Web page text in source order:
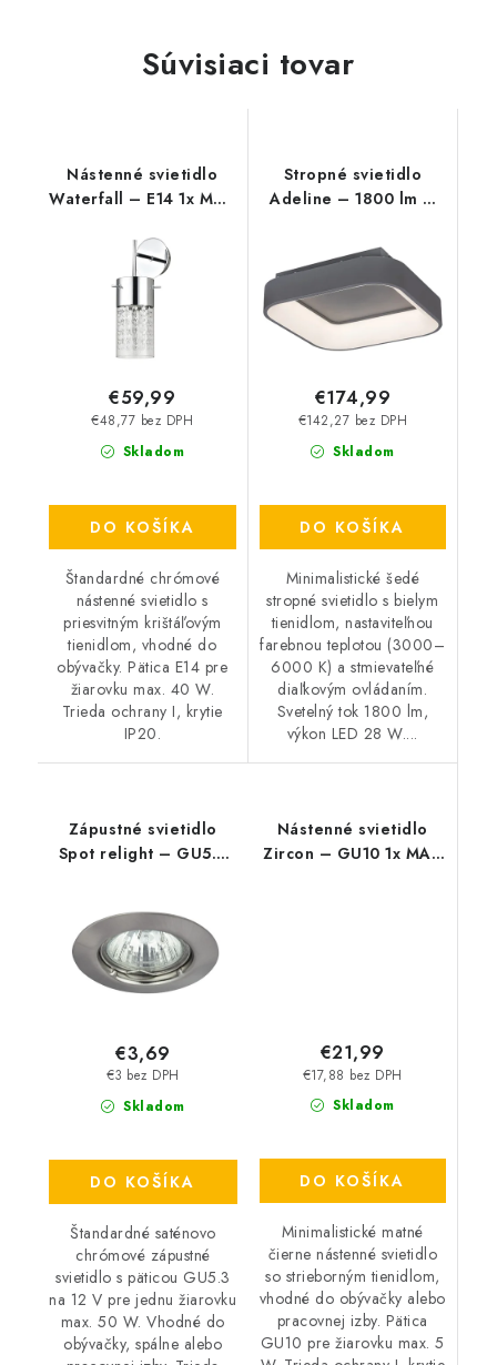
Súvisiaci tovar
Nástenné svietidlo
Waterfall – E14 1x MAX
Skladom
€48,77 bez DPH
€59,99
DO KOŠÍKA
Štandardné chrómové
nástenné svietidlo s
priesvitným krištáľovým
tienidlom, vhodné do
obývačky. Pätica E14 pre
žiarovku max. 40 W.
Trieda ochrany I, krytie
IP20.
Stropné svietidlo
Adeline – 1800 lm –
W – IP20
Skladom
€142,27 bez DPH
€174,99
DO KOŠÍKA
Minimalistické šedé
stropné svietidlo s bielym
tienidlom, nastaviteľnou
farebnou teplotou (3000–
6000 K) a stmievateľné
diaľkovým ovládaním.
Svetelný tok 1800 lm,
výkon LED 28 W....
Zápustné svietidlo
Spot relight – GU5.3
Skladom
€3 bez DPH
€3,69
DO KOŠÍKA
Štandardné saténovo
chrómové zápustné
svietidlo s päticou GU5.3
na 12 V pre jednu žiarovku
max. 50 W. Vhodné do
obývačky, spálne alebo
Nástenné svietidlo
Zircon – GU10 1x MAX
Skladom
€17,88 bez DPH
€21,99
DO KOŠÍKA
Minimalistické matné
čierne nástenné svietidlo
so strieborným tienidlom,
vhodné do obývačky alebo
pracovnej izby. Pätica
GU10 pre žiarovku max. 5